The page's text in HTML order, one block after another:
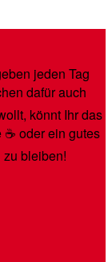
jeden Tag
dafür auch
könnt Ihr das
oder ein gutes
bleiben!